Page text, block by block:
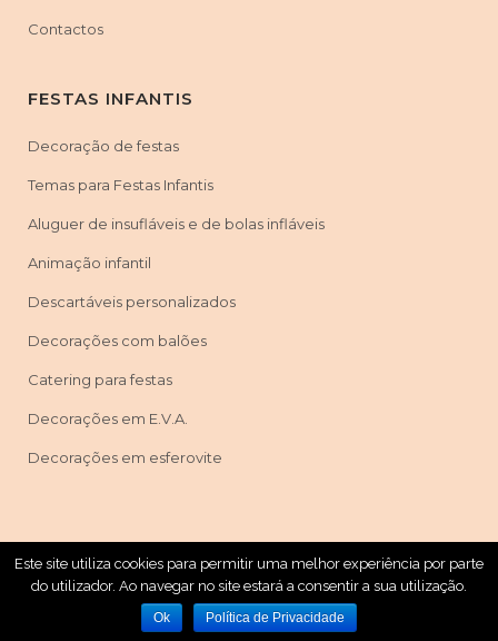
Contactos
FESTAS INFANTIS
Decoração de festas
Temas para Festas Infantis
Aluguer de insufláveis e de bolas infláveis
Animação infantil
Descartáveis personalizados
Decorações com balões
Catering para festas
Decorações em E.V.A.
Decorações em esferovite
Máscaras & Festas © Copyright 2019 | Powered By
WebSystems
Em Caso De Litígio O Consumidor Pode Recorrer A Uma
Este site utiliza cookies para permitir uma melhor experiência por parte
do utilizador. Ao navegar no site estará a consentir a sua utilização.
Ok Política de Privacidade